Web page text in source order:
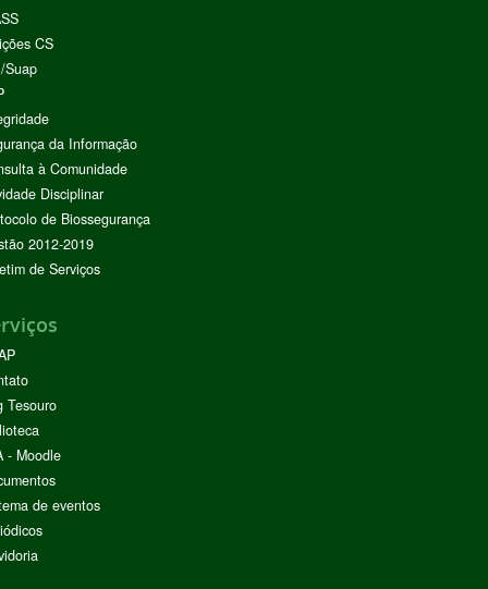
CS
Suap
da Informação
à Comunidade
Disciplinar
de Biossegurança
2012-2019
de Serviços
Tesouro
- Moodle
de eventos